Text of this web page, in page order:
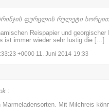
ბრინჯის ფურცლის რულეტი
Reispapier und georgischer
ist immer wieder sehr lustig die […]
+0000 11. Juni 2014 19:33
:
Mit Milchreis